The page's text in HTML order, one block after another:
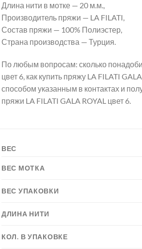
Длина нити в мотке — 20 м.м.,
Производитель пряжи — LA FILATI,
Состав пряжи — 100% Полиэстер,
Страна производства — Турция.
По любым вопросам: сколько
цвет 6, как купить пряжу LA FILATI
способом указанным в контактах и
пряжи LA FILATI GALA ROYAL цвет 6.
ВЕС
ВЕС МОТКА
ВЕС УПАКОВКИ
ДЛИНА НИТИ
КОЛ. В УПАКОВКЕ